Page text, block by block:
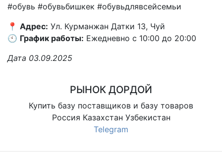
#обувь #обувьбишкек #обувьдлявсейсемьи
📍 Адрес: Ул. Курманжан Датки 13, Чуй
🕙 График работы: Ежедневно с 10:00 до 20:00
Дата 03.09.2025
РЫНОК ДОРДОЙ
Купить базу поставщиков и базу товаров
Россия Казахстан Узбекистан
Telegram